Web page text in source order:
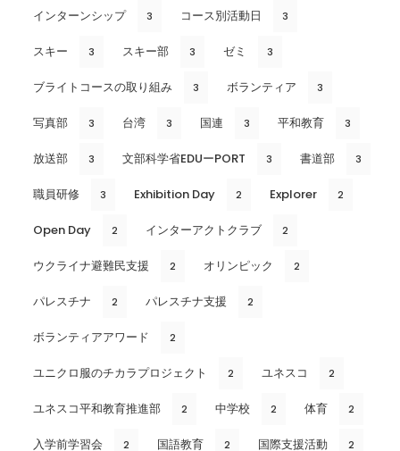
インターンシップ 3 コース別活動日 3
スキー 3 スキー部 3 ゼミ 3
ブライトコースの取り組み 3 ボランティア 3
写真部 3 台湾 3 国連 3 平和教育 3
放送部 3 文部科学省EDUーPORT 3 書道部 3
職員研修 3 Exhibition Day 2 Explorer 2
Open Day 2 インターアクトクラブ 2
ウクライナ避難民支援 2 オリンピック 2
パレスチナ 2 パレスチナ支援 2
ボランティアアワード 2
ユニクロ服のチカラプロジェクト 2 ユネスコ 2
ユネスコ平和教育推進部 2 中学校 2 体育 2
入学前学習会 2 国語教育 2 国際支援活動 2